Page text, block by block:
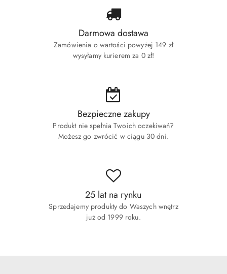
Darmowa dostawa
Zamówienia o wartości powyżej 149 zł
wysyłamy kurierem za 0 zł!
Bezpieczne zakupy
Produkt nie spełnia Twoich oczekiwań?
Możesz go zwrócić w ciągu 30 dni.
25 lat na rynku
Sprzedajemy produkty do Waszych wnętrz
już od 1999 roku.